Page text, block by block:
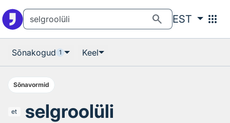
search EST apps
Sõnakogud 1 Keel
Sõnavormid
et selgroolüli